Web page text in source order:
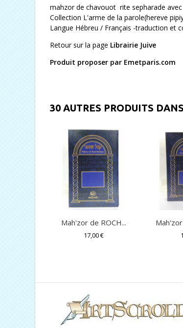
mahzor de chavouot rite sepharade
Langue Hébreu / Français -traduction et
Retour sur la page Librairie Juive
Produit proposer par Emetparis.com
30 AUTRES PRODUITS
Mah'zor de ROCH...
17,00 €